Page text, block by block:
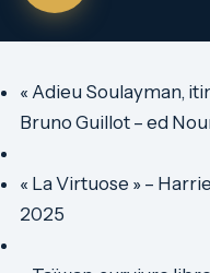
« Adieu Soulayman,
Bruno Guillot – ed
« La Virtuose » –
2025